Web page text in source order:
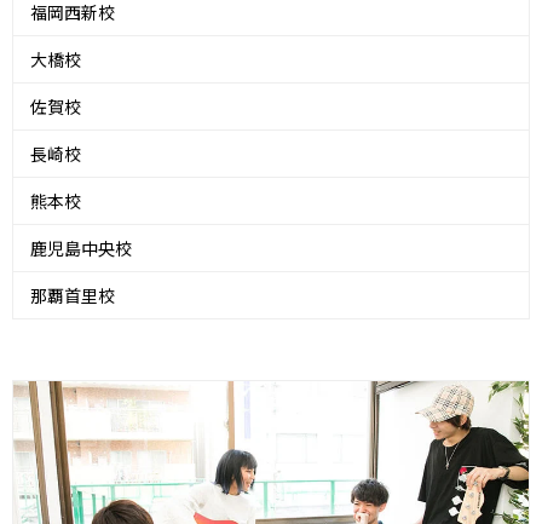
福岡西新校
大橋校
佐賀校
長崎校
熊本校
鹿児島中央校
那覇首里校